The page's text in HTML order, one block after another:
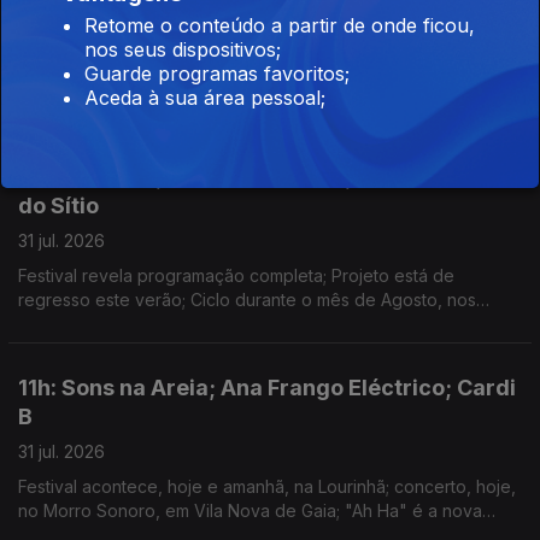
03 ago. 2026
Anunciadas 8 novas confirmações; começa hoje o festival na
Aldeia de Valezim; Spider Man faz 927 milhões de dólares no
primeiro fim-de-semana e a Odisseia conta já com 911 milhões
do Sítio
31 jul. 2026
Festival revela programação completa; Projeto está de
regresso este verão; Ciclo durante o mês de Agosto, nos
11h: Sons na Areia; Ana Frango Eléctrico; Cardi
B
31 jul. 2026
Festival acontece, hoje e amanhã, na Lourinhã; concerto, hoje,
no Morro Sonoro, em Vila Nova de Gaia; "Ah Ha" é a nova
Retome o conteúdo a partir de onde ficou,
nos seus dispositivos;
Guarde programas favoritos;
Aceda à sua área pessoal;